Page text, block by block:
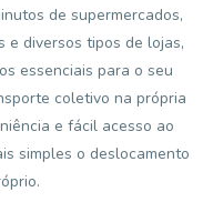
de supermercados,
e diversos tipos de lojas,
essenciais para o seu
coletivo na própria
e fácil acesso ao
simples o deslocamento